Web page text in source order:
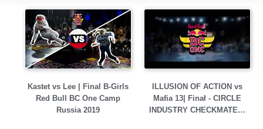
Kastet vs Lee | Final B-Girls
Red Bull BC One Camp
Russia 2019
ILLUSION OF ACTION vs
Mafia 13| Finał - CIRCLE
INDUSTRY CHECKMATE…